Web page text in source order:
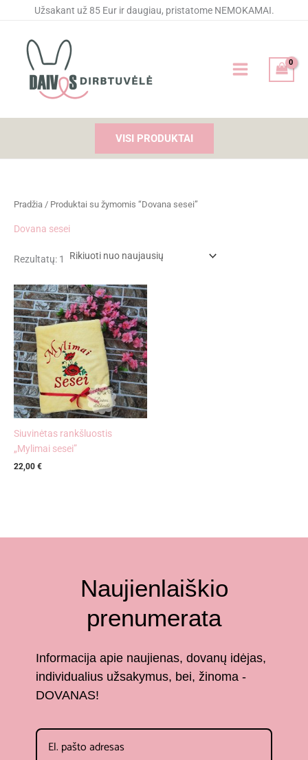
Užsakant už 85 Eur ir daugiau, pristatome NEMOKAMAI.
VISI PRODUKTAI
Pradžia / Produktai su žymomis “Dovana sesei”
Dovana sesei
Rezultatų: 1
Siuvinėtas rankšluostis
„Mylimai sesei”
22,00 €
Naujienlaiškio
prenumerata
Informacija apie naujienas, dovanų idėjas,
individualius užsakymus, bei, žinoma -
DOVANAS!